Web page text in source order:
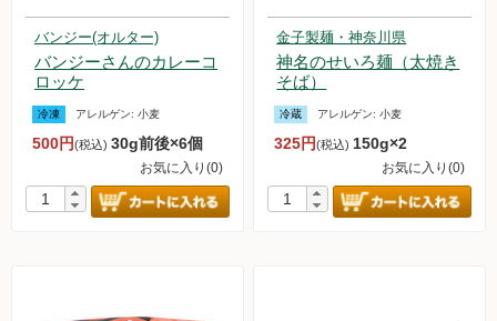
バンジー(オルター)
バンジーさんのカレーコ
ロッケ
冷凍 アレルゲン: 小麦
500円(税込) 30g前後×6個
お気に入り(0)
金子製麺・神奈川県
神名のせいろ麺（太焼き
そば）
冷蔵 アレルゲン:小麦
325円(税込) 150g×2
お気に入り(0)